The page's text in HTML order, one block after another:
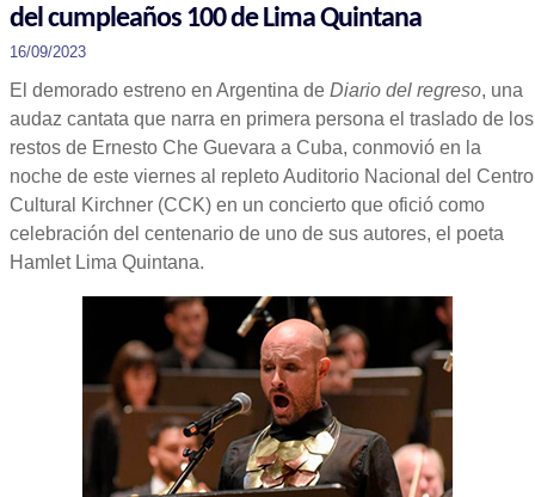
del cumpleaños 100 de Lima Quintana
16/09/2023
El demorado estreno en Argentina de Diario del regreso, una
audaz cantata que narra en primera persona el traslado de los
restos de Ernesto Che Guevara a Cuba, conmovió en la
noche de este viernes al repleto Auditorio Nacional del Centro
Cultural Kirchner (CCK) en un concierto que ofició como
celebración del centenario de uno de sus autores, el poeta
Hamlet Lima Quintana.